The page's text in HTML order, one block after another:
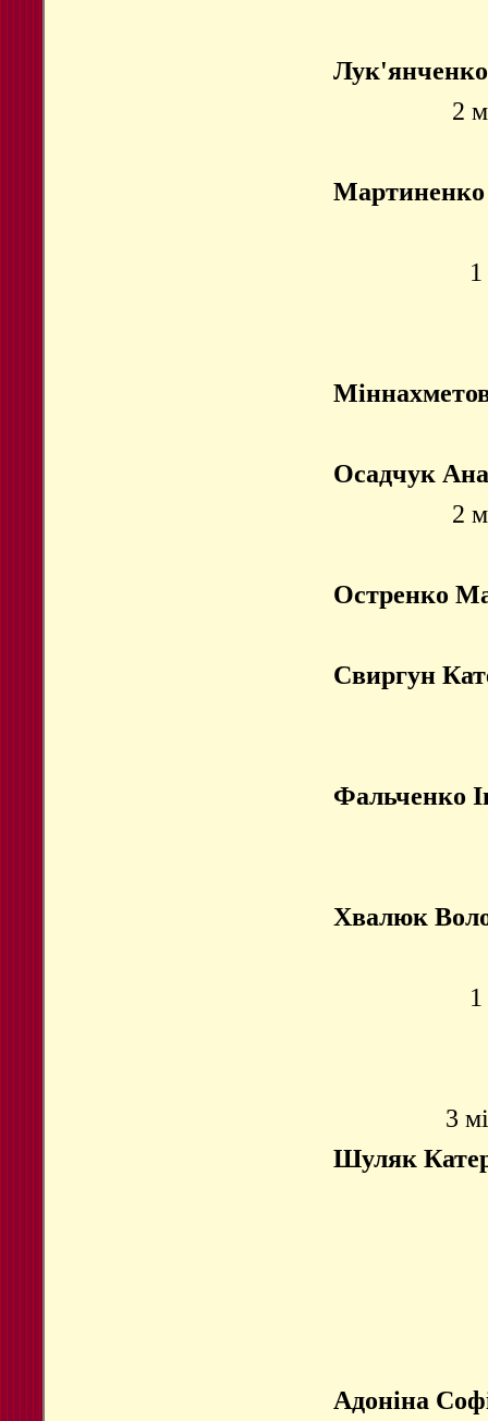
2
Мартиненко
Осадчук
2
Остренко
Свиргун
Фальченко
Хвалюк
3
Шуляк
Адоніна